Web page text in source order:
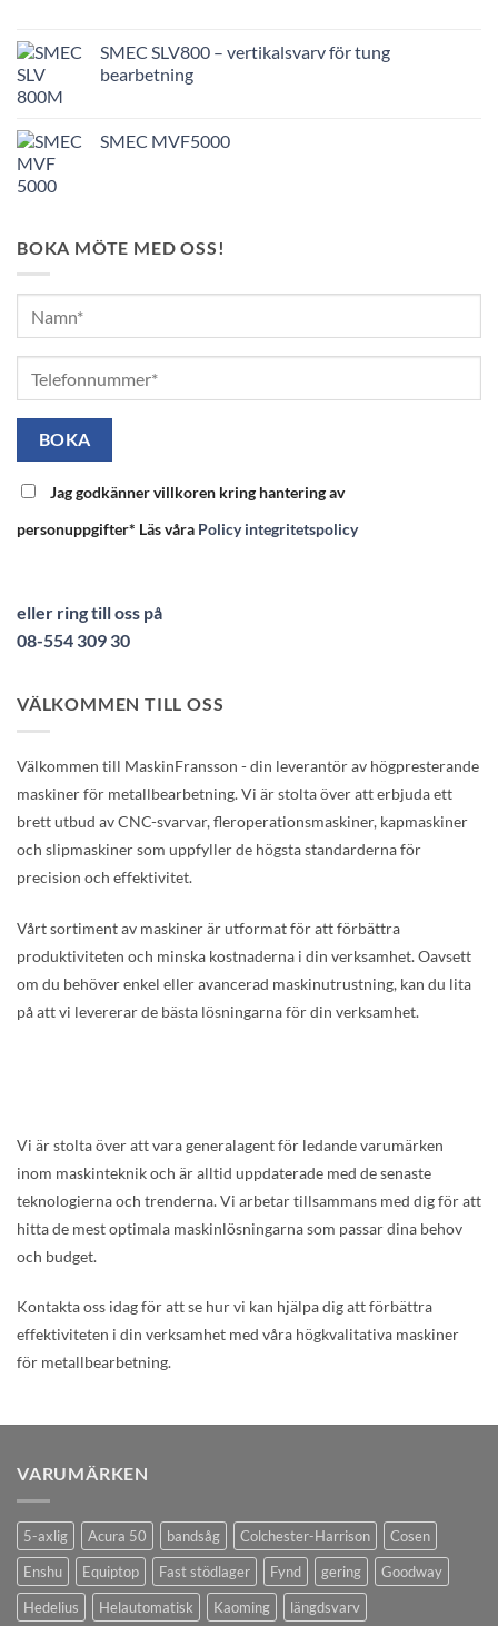
SMEC SLV800 – vertikalsvarv för tung
bearbetning
SMEC MVF5000
BOKA MÖTE MED OSS!
Jag godkänner villkoren kring hantering av
personuppgifter* Läs våra Policy integritetspolicy
eller ring till oss på
08-554 309 30
VÄLKOMMEN TILL OSS
Välkommen till MaskinFransson - din leverantör av högpresterande
maskiner för metallbearbetning. Vi är stolta över att erbjuda ett
brett utbud av CNC-svarvar, fleroperationsmaskiner, kapmaskiner
och slipmaskiner som uppfyller de högsta standarderna för
precision och effektivitet.
Vårt sortiment av maskiner är utformat för att förbättra
produktiviteten och minska kostnaderna i din verksamhet. Oavsett
om du behöver enkel eller avancerad maskinutrustning, kan du lita
på att vi levererar de bästa lösningarna för din verksamhet.
Vi är stolta över att vara generalagent för ledande varumärken
inom maskinteknik och är alltid uppdaterade med de senaste
teknologierna och trenderna. Vi arbetar tillsammans med dig för att
hitta de mest optimala maskinlösningarna som passar dina behov
och budget.
Kontakta oss idag för att se hur vi kan hjälpa dig att förbättra
effektiviteten i din verksamhet med våra högkvalitativa maskiner
för metallbearbetning.
VARUMÄRKEN
5-axlig Acura 50 bandsåg Colchester-Harrison
Cosen
Enshu
Equiptop Fast stödlager Fynd gering
Goodway
Hedelius
Helautomatisk Kaoming
längdsvarv